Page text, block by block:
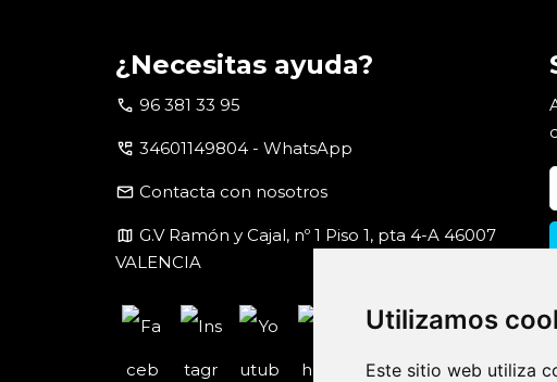
Utilizamos
Este sitio web utiliza
¿Necesitas ayuda?
call 96 381 33 95
perm_phone_msg 34601149804 - WhatsApp
email Contacta con nosotros
map G.V Ramón y Cajal, nº 1 Piso 1, pta 4-A 46007
VALENCIA